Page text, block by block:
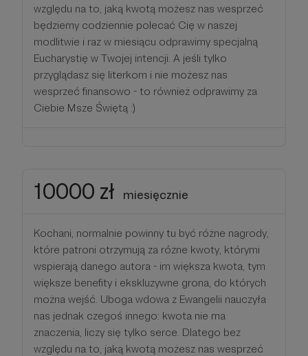
względu na to, jaką kwotą możesz nas wesprzeć
będziemy codziennie polecać Cię w naszej
modlitwie i raz w miesiącu odprawimy specjalną
Eucharystię w Twojej intencji. A jeśli tylko
przyglądasz się literkom i nie możesz nas
wesprzeć finansowo - to również odprawimy za
Ciebie Msze Świętą :)
10000 zł miesięcznie
Kochani, normalnie powinny tu być różne nagrody,
które patroni otrzymują za różne kwoty, którymi
wspierają danego autora - im większa kwota, tym
większe benefity i ekskluzywne grona, do których
można wejść. Uboga wdowa z Ewangelii nauczyła
nas jednak czegoś innego: kwota nie ma
znaczenia, liczy się tylko serce. Dlatego bez
względu na to, jaką kwotą możesz nas wesprzeć